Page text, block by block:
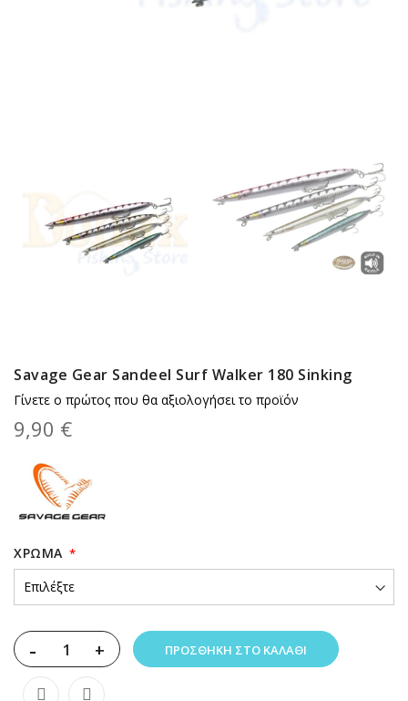
Savage Gear Sandeel Surf Walker 180 Sinking
Γίνετε ο πρώτος που θα αξιολογήσει το προϊόν
9,90 €
XΡΏΜΑ
- + ΠΡΟΣΘΉΚΗ ΣΤΟ ΚΑΛΆΘΙ